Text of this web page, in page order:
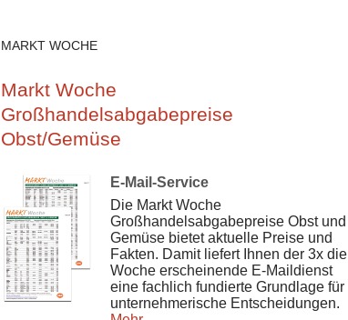
MARKT WOCHE
Markt Woche
Großhandelsabgabepreise
Obst/Gemüse
E-Mail-Service
Die Markt Woche
Großhandelsabgabepreise Obst und
Gemüse bietet aktuelle Preise und
Fakten. Damit liefert Ihnen der 3x die
Woche erscheinende E-Maildienst
eine fachlich fundierte Grundlage für
unternehmerische Entscheidungen.